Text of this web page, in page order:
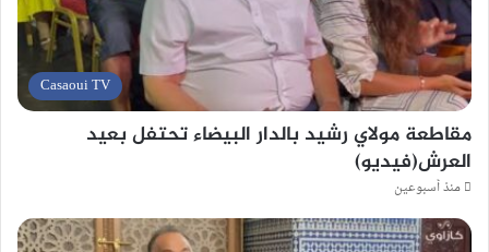
Casaoui TV
مقاطعة مولاي رشيد بالدار البيضاء تحتفل بعيد
العرش(فيديو)
منذ أسبوعين